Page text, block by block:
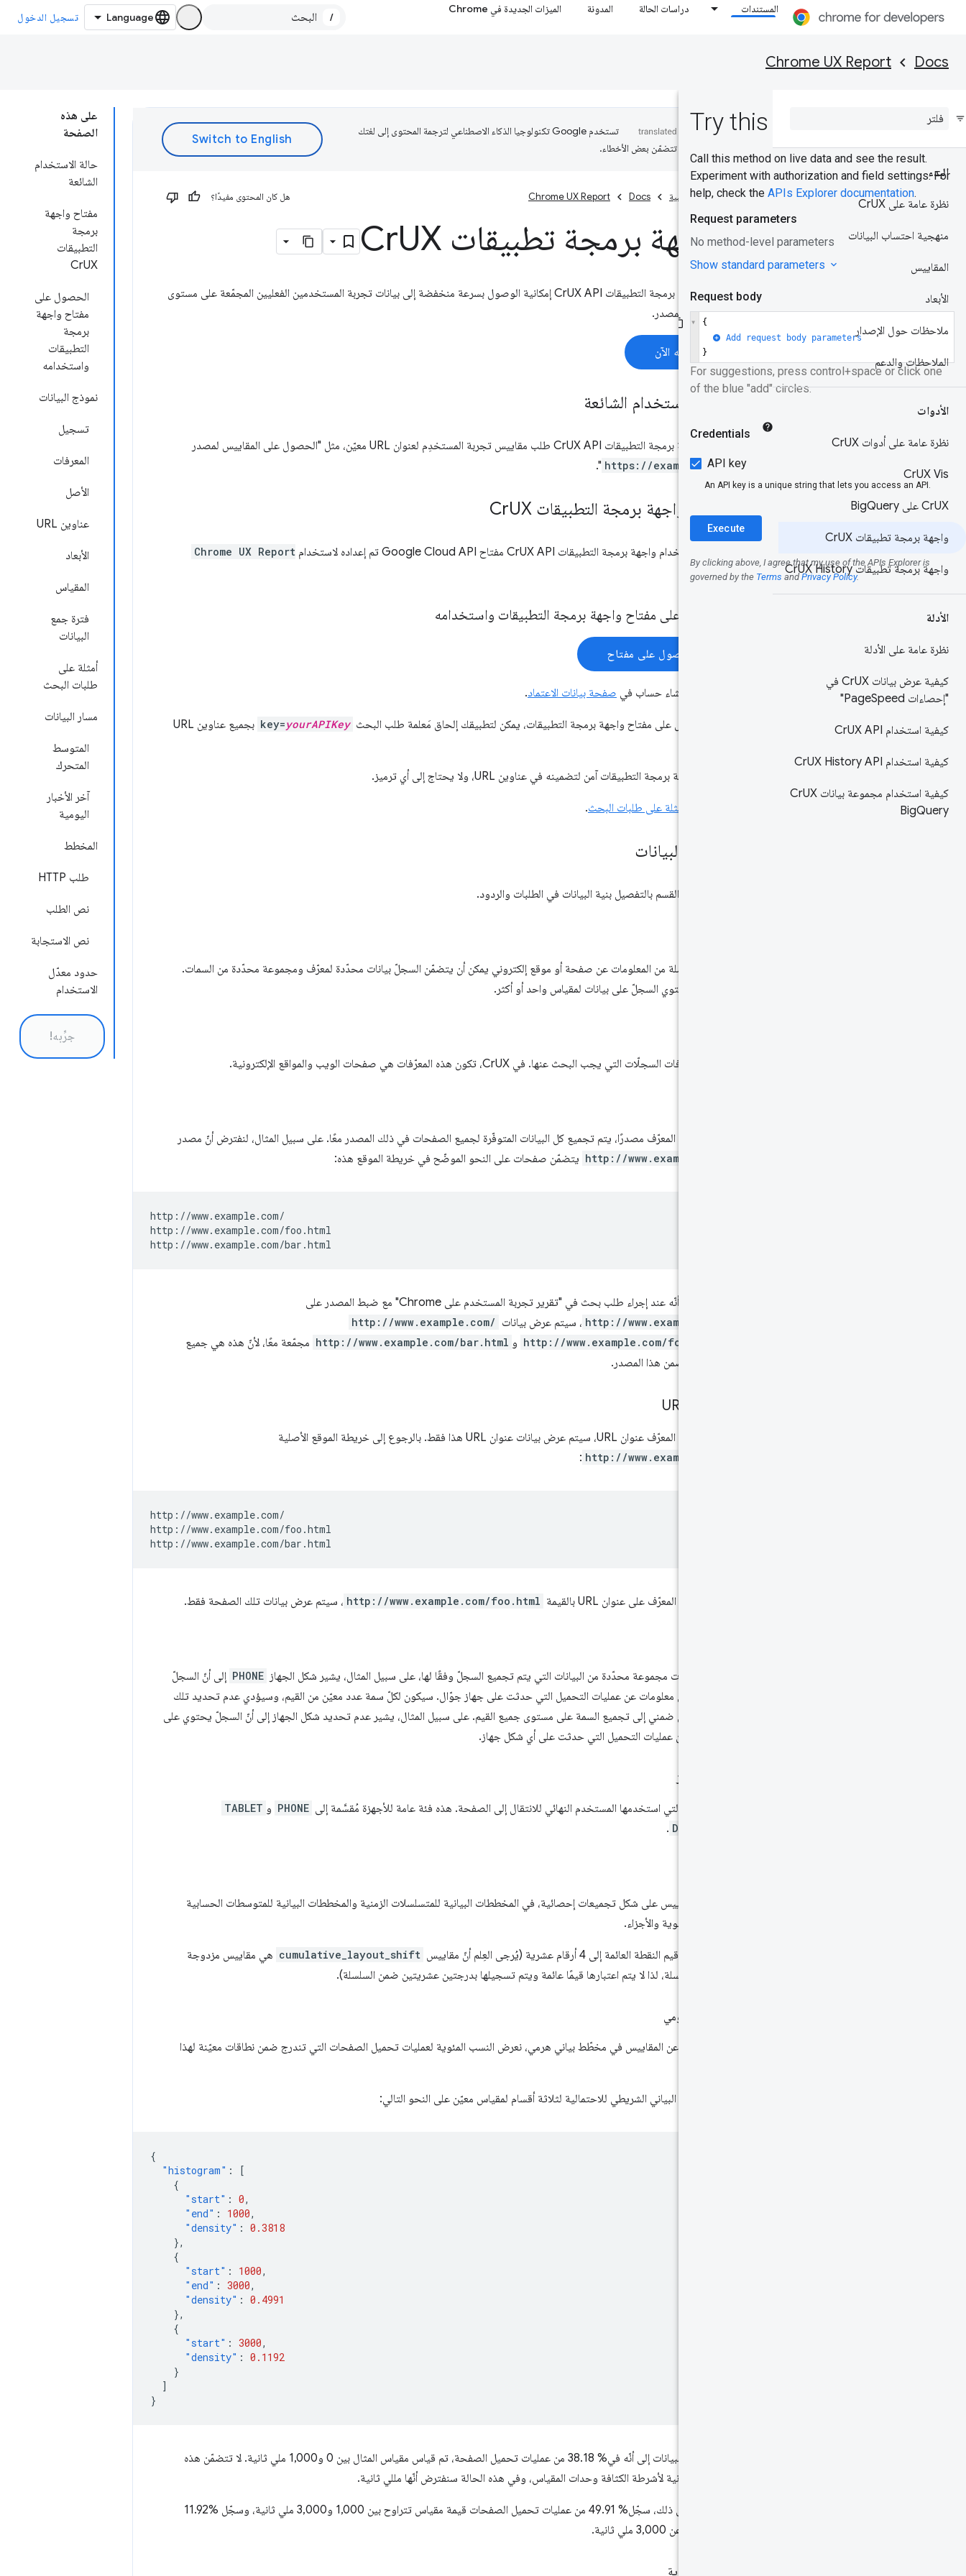
المستندات دراسات الحالة المدونة الميزات الجديدة في Chrome
/ تسجيل الدخول
Docs
Chrome UX Report
البدء
نظرة عامة على Cr UX
منهجية احتساب البيانات
المقاييس
الأبعاد
ملاحظات حول الإصدار
الملاحظات والدعم
الأدوات
نظرة عامة على أدوات Cr UX
CrUX Vis
CrUX على Big Query
واجهة برمجة تطبيقات Cr UX
واجهة برمجة تطبيقات CrUX History
الأدلة
نظرة عامة على الأدلة
كيفية عرض بيانات Cr
UX في
"إحصاءات Page Speed"
كيفية استخدام Cr UX API
كيفية استخدام Cr UX History API
كيفية استخدام مجموعة بيانات Cr UX
BigQuery
على هذه
الصفحة
حالة الاستخدام
الشائعة
مفتاح واجهة
برمجة
التطبيقات
CrUX
الحصول على
مفتاح واجهة
برمجة
التطبيقات
واستخدامه
نموذج البيانات
تسجيل
المعرفات
الأصل
عناوين URL
الأبعاد
المقياس
فترة جمع
البيانات
أمثلة على
طلبات البحث
مسار البيانات
المتوسط
المتحرك
آخر الأخبار
اليومية
المخطط
طلب HTTP
نص الطلب
نص الاستجابة
حدود معدّل
الاستخدام
جرِّبه!
تستخدم Google تكنولوجيا الذكاء الاصطناعي لترجمة المحتوى إلى لغتك
المفضّلة، وقد تتضمّن بعض الأخطاء.
الصفحة الرئيسية Docs
Chrome UX Report هل كان المحتوى مفيدًا؟
واجهة برمجة تطبيقات Cr UX
توفّر واجهة برمجة التطبيقات CrUX API إمكانية الوصول بسرعة منخفضة إلى بيانات تجربة المستخدمين الفعليين المجمّعة على مستوى
الصفحة والمصدر.
جرِّبه الآن
حالة الاستخدام الشائعة
تتيح واجهة برمجة التطبيقات CrUX API طلب مقاييس تجربة المستخدِم لعنوان URL معيّن، مثل "الحصول على المقاييس لمصدر
https://example.com
".
مفتاح واجهة برمجة التطبيقات Cr UX
يتطلّب استخدام واجهة برمجة التطبيقات CrUX API مفتاح Google Cloud API تم إعداده لاستخدام
Chrome UX Report
API
.
الحصول على مفتاح واجهة برمجة التطبيقات واستخدامه
الحصول على مفتاح
أو يمكنك إنشاء حساب في صفحة بيانات الاعتماد.
بعد الحصول على مفتاح واجهة برمجة التطبيقات، يمكن لتطبيقك إلحاق مَعلمة طلب البحث key=yourAPIKey
بجميع عناوين URL
مفتاح واجهة برمجة التطبيقات آمن لتضمينه في عناوين URL، ولا يحتاج إلى أي ترميز.
أمثلة على طلبات البحث.
نموذج البيانات
يوضّح هذا القسم بالتفصيل بنية البيانات في الطلبات والردود.
قطعة منفصلة من المعلومات عن صفحة أو موقع إلكتروني يمكن أن يتضمّن السجلّ بيانات محدّدة لمعرّف ومجموعة محدّدة من السمات.
يمكن أن يحتوي السجلّ على بيانات لمقياس واحد أو أكثر.
تحدِّد المعرّفات السجلّات التي يجب البحث عنها. في CrUX، تكون هذه المعرّفات هي صفحات الويب والمواقع الإلكترونية.
عندما يكون المعرّف مصدرًا، يتم تجميع كل البيانات المتوفّرة لجميع الصفحات في ذلك المصدر معًا. على سبيل المثال، لنفترض أنّ مصدر
http://www.example.com يتضمّن صفحات على النحو الموضّح في خريطة الموقع هذه:
http://www.example.com/
http://www.example.com/foo.html
وهذا يعني أنّه عند إجراء طلب بحث في "تقرير تجربة المستخدم على Chrome" مع ضبط المصدر على
http://www.example.com ، سيتم عرض بيانات http://www.example.com/
http://www.example.com/foo.html و http://www.example.com/bar.html مجمّعة معًا، لأنّ هذه هي جميع
الصفحات ضمن هذا المصدر.
عندما يكون المعرّف عنوان URL، سيتم عرض بيانات عنوان URL هذا فقط. بالرجوع إلى خريطة الموقع الأصلية
http://www.example.com
:
http://www.example.com/
http://www.example.com/foo.html
إذا تم ضبط المعرّف على عنوان URL بالقيمة http://www.example.com/foo.html ، سيتم عرض بيانات تلك الصفحة فقط.
تحدِّد السمات مجموعة محدّدة من البيانات التي يتم تجميع السجلّ وفقًا لها، على سبيل المثال، يشير شكل الجهاز PHONE إلى أنّ السجلّ
يحتوي على معلومات عن عمليات التحميل التي حدثت على جهاز جوّال. سيكون لكلّ سمة عدد معيّن من القيم، وسيؤدي عدم تحديد تلك
السمة بشكل ضمني إلى تجميع السمة على مستوى جميع القيم. على سبيل المثال، يشير عدم تحديد شكل الجهاز إلى أنّ السجلّ يحتوي على
معلومات عن عمليات التحميل التي حدثت على أي شكل جهاز.
شكل الجهاز
فئة الجهاز التي استخدمها المستخدم النهائي للانتقال إلى الصفحة. هذه فئة عامة للأجهزة مُقسَّمة إلى PHONE و TABLET
DESKTOP
.
نعرض المقاييس على شكل تجميعات إحصائية، في المخططات البيانية للمتسلسلات الزمنية والمخططات البيانية للمتوسطات الحسابية
والنسب المئوية والأجزاء.
يتم تقريب قيم النقطة العائمة إلى 4 أرقام عشرية (يُرجى العِلم أنّ مقاييس cumulative_layout_shift هي مقاييس مزدوجة
مُشفَّرة كسلسلة، لذا لا يتم اعتبارها قيمًا عائمة ويتم تسجيلها بدرجتين عشريتين ضمن السلسلة).
التردد الرسومي
عند التعبير عن المقاييس في مخطّط بياني هرمي، نعرض النسب المئوية لعمليات تحميل الصفحات التي تندرج ضمن نطاقات معيّنة لهذا
يظهر الرسم البياني الشريطي للاحتمالية لثلاثة أقسام لمقياس معيّن على النحو التالي:
{
"histogram" :
[
{
"start" : 0,
"end" : 1000,
"density" : 0.3818
},
{
"start" : 1000,
"end" : 3000,
"density" : 0.4991
},
{
"start" : 3000,
"density" : 0.1192
}
]
}
تشير هذه البيانات إلى أنّه في% 38.18 من عمليات تحميل الصفحة، تم قياس مقياس المثال بين 0 و1,000 ملي ثانية. لا تتضمّن هذه
الرسمة البيانية لأشرطة الكثافة وحدات المقياس، وفي هذه الحالة سنفترض أنّها مللي ثانية.
بالإضافة إلى ذلك، سجّل% 49.91 من عمليات تحميل الصفحات قيمة مقياس تتراوح بين 1,000 و3,000 ملي ثانية، وسجّل %11.92
قيمة تزيد عن 3,000 ملي ثانية.
النِسب المئوية